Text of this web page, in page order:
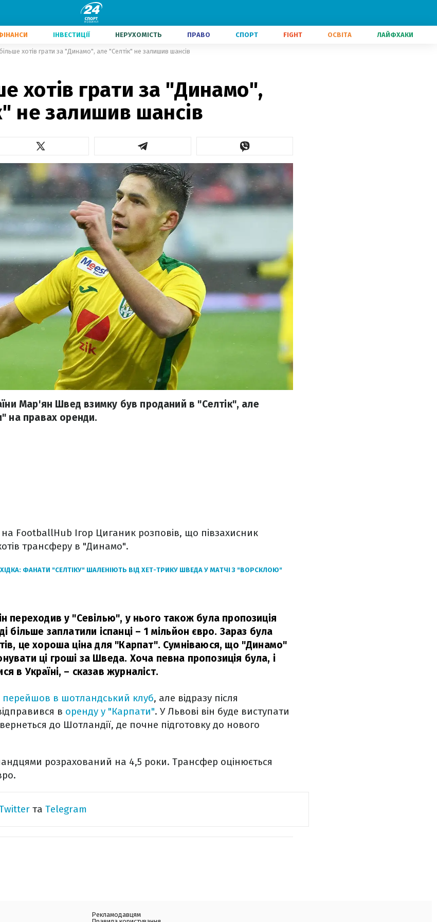
ІНВЕСТИЦІЇ НЕРУХОМІСТЬ ПРАВО СПОРТ FIGHT ОСВІТА ЛАЙФХАКИ
хотів грати за "Динамо", але "Селтік" не залишив шансів
хотів грати за "Динамо",
не залишив шансів
Мар'ян Швед взимку був проданий в "Селтік", але
на правах оренди.
FootballHub Ігор Циганик розповів, що півзахисник
трансферу в "Динамо".
ФАНАТИ "СЕЛТІКУ" ШАЛЕНІЮТЬ ВІД ХЕТ-ТРИКУ ШВЕДА У МАТЧІ З "ВОРСКЛОЮ"
переходив у "Севілью", у нього також була пропозиція
більше заплатили іспанці – 1 мільйон євро. Зараз була
це хороша ціна для "Карпат". Сумніваюся, що "Динамо"
ці гроші за Шведа. Хоча певна пропозиція була, і
в Україні, – сказав журналіст.
перейшов в шотландський клуб, але відразу після
в оренду у "Карпати". У Львові він буде виступати
до Шотландії, де почне підготовку до нового
розрахований на 4,5 роки. Трансфер оцінюється
та Telegram
Рекламодавцям